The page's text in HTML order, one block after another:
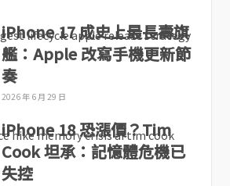
iPhone 17 成史上最長壽旗
艦：Apple 改寫手機更新節
奏
2026 年 6 月 29 日
iPhone 18 恐漲價？Tim
Cook 坦承：記憶體危機已
失控